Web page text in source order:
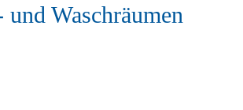
und Waschräumen